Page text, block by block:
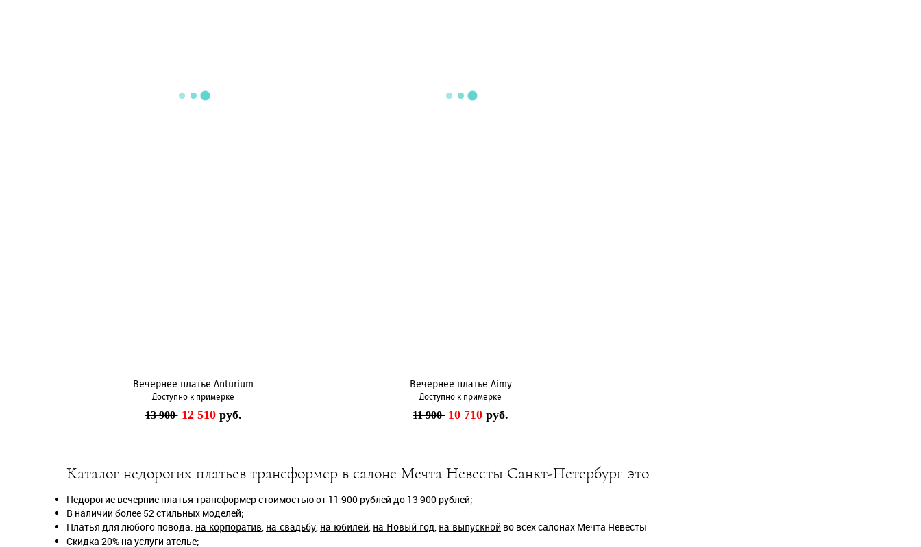
Вечернее платье Anturium
Доступно к примерке
13 900 12 510руб.
Вечернее платье Aimy
Доступно к примерке
11 900 10 710 руб.
Каталог недорогих платьев трансформер в салоне Мечта Невесты Санкт-Петербург это:
Недорогие вечерние платья трансформер стоимостью от 11 900 рублей до 13 900 рублей;
В наличии более 52 стильных моделей;
Платья для любого повода: на корпоратив, на свадьбу, на юбилей, на Новый год, на выпускной во всех салонах Мечта Невесты
Скидка 20% на услуги ателье;